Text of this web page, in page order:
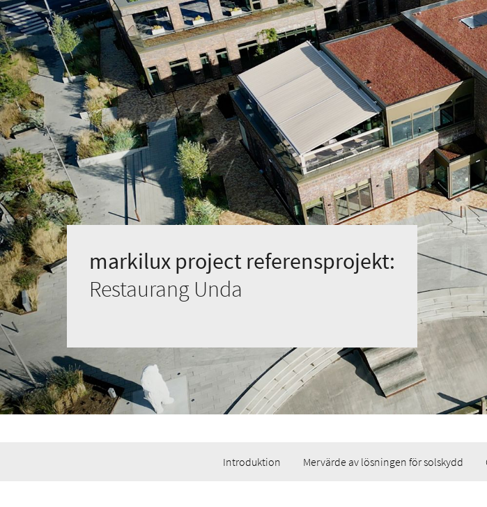
markilux project referensprojekt:
Restaurang Unda
Introduktion Mervärde av lösningen för solskydd